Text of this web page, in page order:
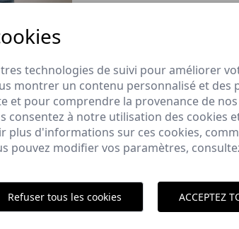
EN
technologies de suivi pour améliorer
montrer un contenu personnalisé et des
et pour comprendre la provenance de
consentez à notre utilisation des cookies
plus d'informations sur ces cookies,
pouvez modifier vos paramètres,
Refuser tous les cookies ACCEPTEZ